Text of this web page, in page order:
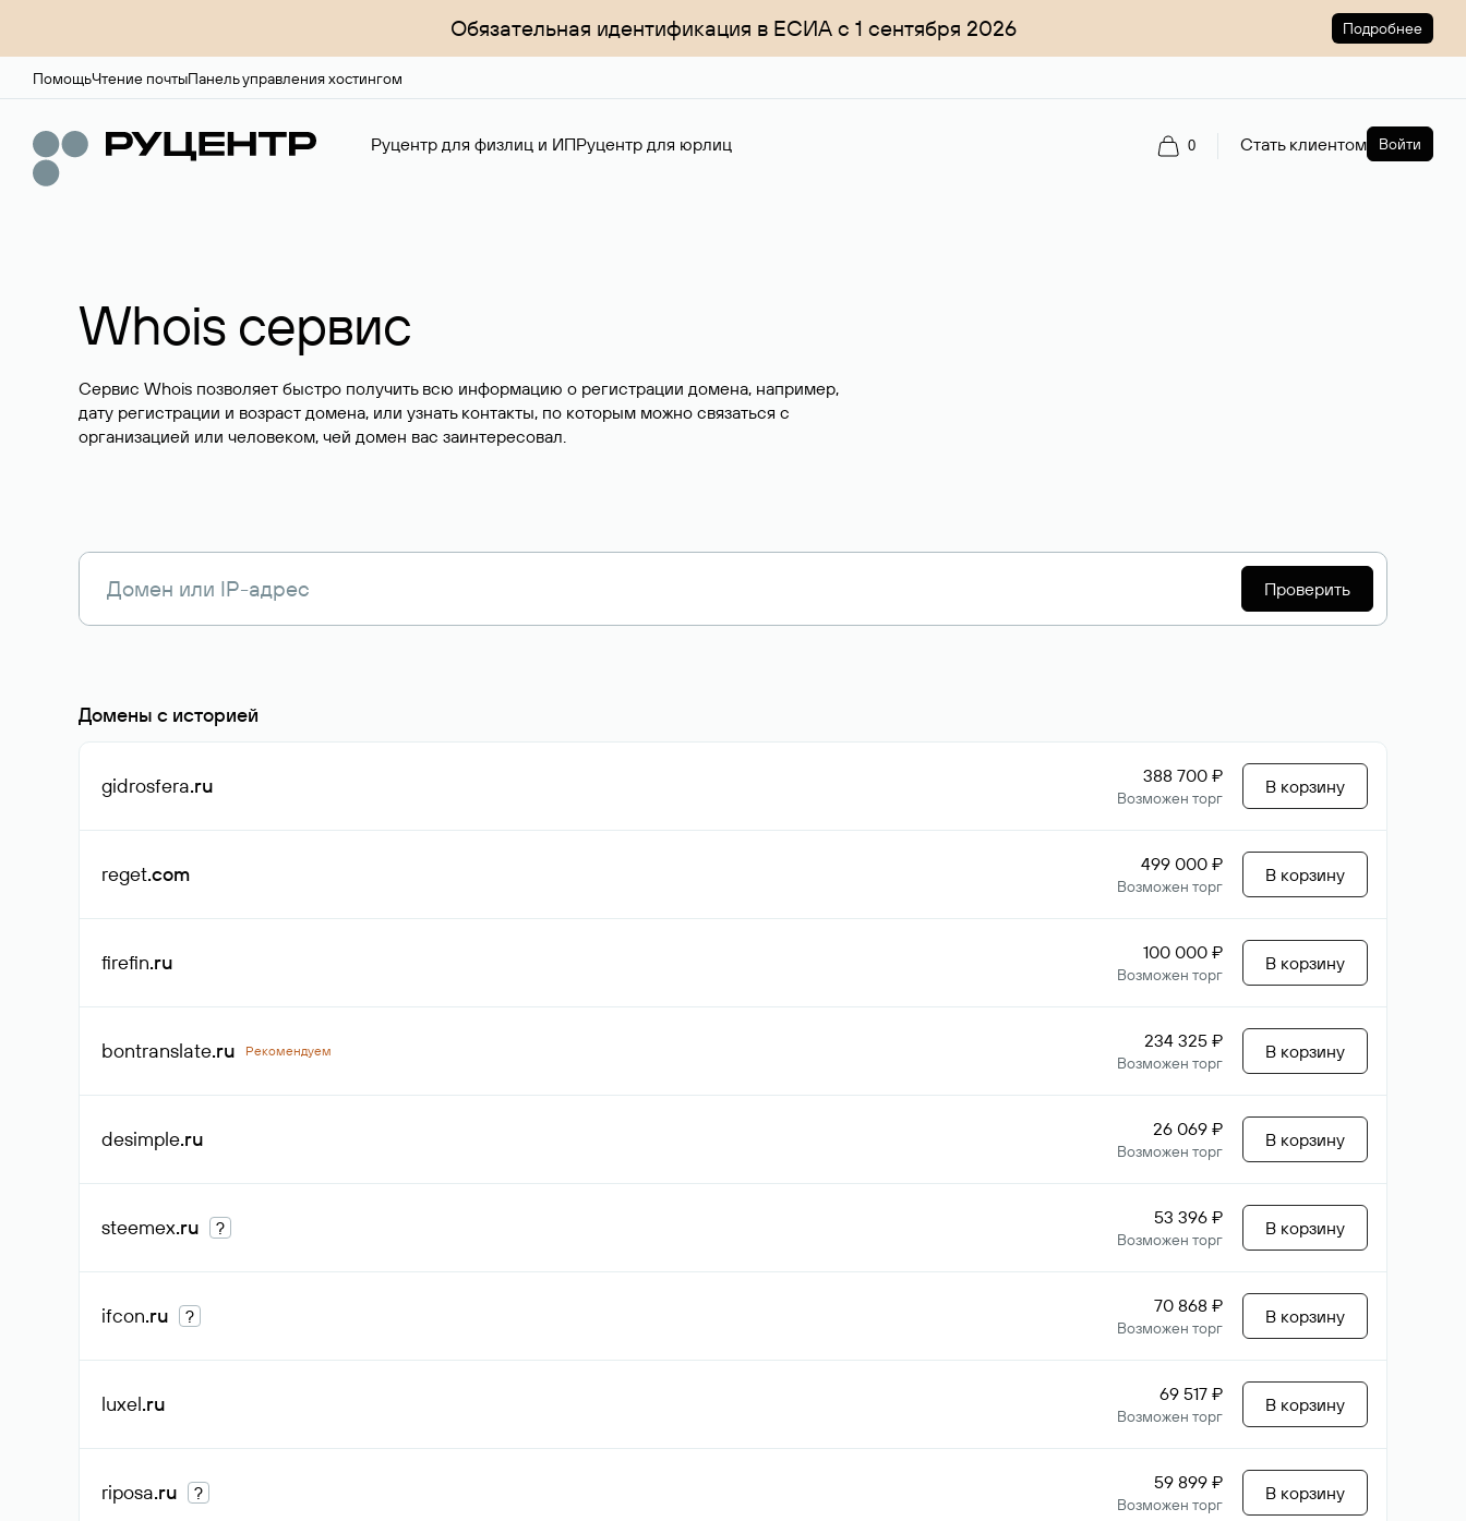
Обязательная идентификация в ЕСИА с 1 сентября 2026 Подробнее
ПомощьЧтение почтыПанель управления хостингом
Руцентр для физлиц и ИПРуцентр для юрлиц 0 Стать клиентом Войти
Whois сервис
Сервис Whois позволяет быстро получить всю информацию о регистрации домена, например,
дату регистрации и возраст домена, или узнать контакты, по которым можно связаться с
организацией или человеком, чей домен вас заинтересовал.
Проверить
Домены с историей
gidrosfera.ru 388 700 ₽
Возможен торг
В корзину
reget.com 499 000 ₽
Возможен торг
В корзину
firefin.ru 100 000 ₽
Возможен торг
В корзину
bontranslate.ru Рекомендуем 234 325 ₽
Возможен торг
В корзину
desimple.ru 26 069 ₽
Возможен торг
В корзину
steemex.ru ? 53 396 ₽
Возможен торг
В корзину
ifcon.ru ? 70 868 ₽
Возможен торг
В корзину
luxel.ru 69 517 ₽
Возможен торг
В корзину
riposa.ru ? 59 899 ₽
Возможен торг
В корзину